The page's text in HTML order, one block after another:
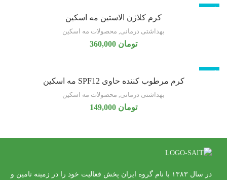
ناموجود
کرم کلاژن الاستین مه اسکین
بهداشتی درمانی, محصولات مه اسکین
تومان
ناموجود
کرم مرطوب کننده حاوی SPF12 مه اسکین
بهداشتی درمانی, محصولات مه اسکین
تومان
در سال ۱۳۸۳ با نام گروه ایران پخش فعالیت خود را در زمینه تامین و